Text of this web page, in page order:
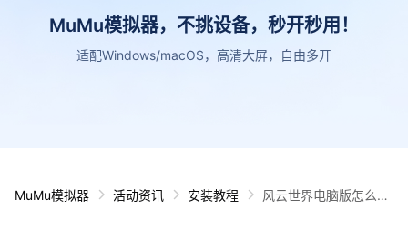
MuMu模拟器，不挑设备，秒开秒用！
适配Windows/macOS，高清大屏，自由多开
MuMu模拟器 活动资讯 安装教程
风云世界电脑版怎么